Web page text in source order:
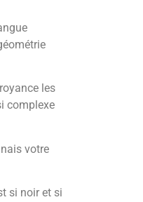
les
complexe
votre
si noir et si